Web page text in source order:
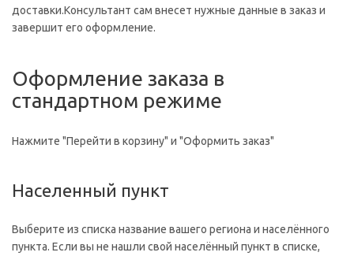
доставки.Консультант сам внесет нужные данные в заказ и
завершит его оформление.
Оформление заказа в
стандартном режиме
Нажмите "Перейти в корзину" и "Оформить заказ"
Населенный пункт
Выберите из списка название вашего региона и населённого
пункта. Если вы не нашли свой населённый пункт в списке,